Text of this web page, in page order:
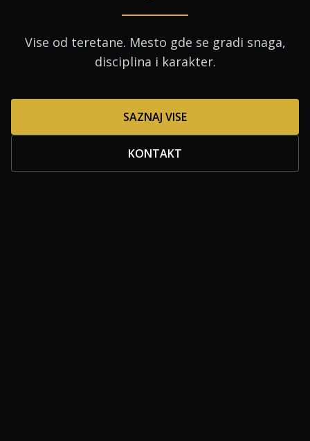
Vise od teretane. Mesto gde se gradi snaga,
disciplina i karakter.
SAZNAJ VISE
KONTAKT